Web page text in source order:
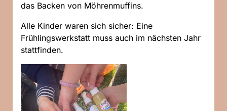
das Backen von Möhrenmuffins.
Alle Kinder waren sich sicher: Eine
Frühlingswerkstatt muss auch im nächsten Jahr
stattfinden.